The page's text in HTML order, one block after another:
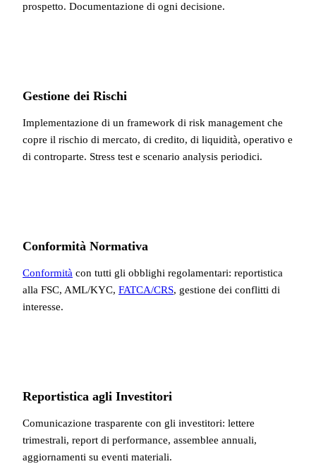
prospetto. Documentazione di ogni decisione.
Gestione dei Rischi
Implementazione di un framework di risk management che
copre il rischio di mercato, di credito, di liquidità, operativo e
di controparte. Stress test e scenario analysis periodici.
Conformità Normativa
Conformità con tutti gli obblighi regolamentari: reportistica
alla FSC, AML/KYC, FATCA/CRS, gestione dei conflitti di
interesse.
Reportistica agli Investitori
Comunicazione trasparente con gli investitori: lettere
trimestrali, report di performance, assemblee annuali,
aggiornamenti su eventi materiali.